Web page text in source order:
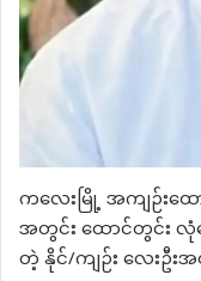
ကလေးမြို့ အကျဉ်းထေ
အတွင်း ထောင်တွင်း
တဲ့ နိုင်/ကျဉ်း လေးဦး